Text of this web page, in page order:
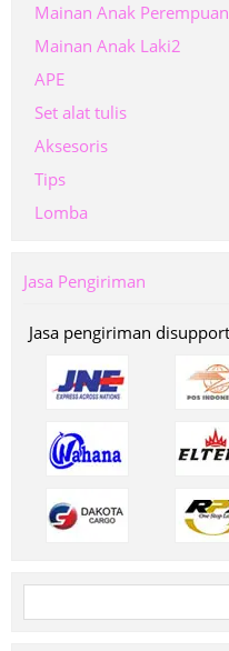
Mainan Anak Perempuan
Mainan Anak Laki2
APE
Set alat tulis
Aksesoris
Tips
Lomba
Jasa Pengiriman
Jasa pengiriman
for: